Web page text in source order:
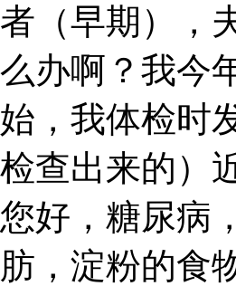
者（早期），
么办啊？我今
始，我体检时
检查出来的）
您好，糖尿病
肪，淀粉的食